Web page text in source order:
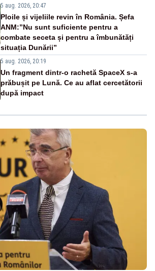
5 aug. 2026, 20:47
Ploile și vijeliile revin în România. Șefa
ANM:”Nu sunt suficiente pentru a
combate seceta și pentru a îmbunătăți
situația Dunării”
5 aug. 2026, 20:19
Un fragment dintr-o rachetă SpaceX s-a
prăbușit pe Lună. Ce au aflat cercetătorii
după impact